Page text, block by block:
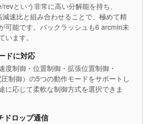
という非常に高い分解能を持ち、
速比と組み合わせることで、極めて精
可能です。バックラッシュも6 arcmin未
います。
ドに対応
度制御・位置制御・拡張位置制御・
制御）の5つの動作モードをサポートし
に応じて柔軟な制御方式を選択できま
ドロップ通信